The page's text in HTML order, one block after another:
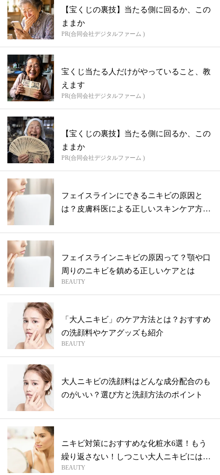
【宝くじの裏技】当たる側に回るか、この
ままか
PR(合同会社デジタルファーム )
宝くじ当たる人だけがやっていること、教
えます
PR(合同会社デジタルファーム )
【宝くじの裏技】当たる側に回るか、この
ままか
PR(合同会社デジタルファーム )
フェイスラインにできるニキビの原因と
は？皮膚科医による正しいスキンケア方法
フェイスラインニキビの原因って？顎や口
周りのニキビを鎮める正しいケアとは
BEAUTY
「大人ニキビ」のケア方法とは？おすすめ
の洗顔料やケアグッズも紹介
BEAUTY
大人ニキビの洗顔料はどんな成分配合のも
のがいい？選び方と洗顔方法のポイント
ニキビ対策におすすめな化粧水6選！もう
繰り返さない！しつこい大人ニキビにはこ
れを...
BEAUTY